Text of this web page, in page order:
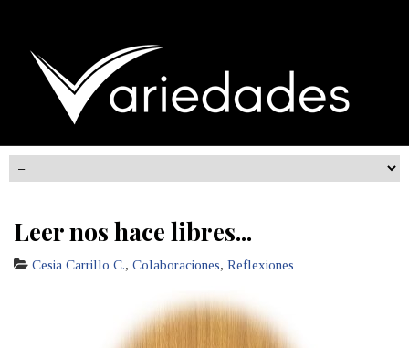
Leer nos hace libres...
Cesia Carrillo C., Colaboraciones, Reflexiones